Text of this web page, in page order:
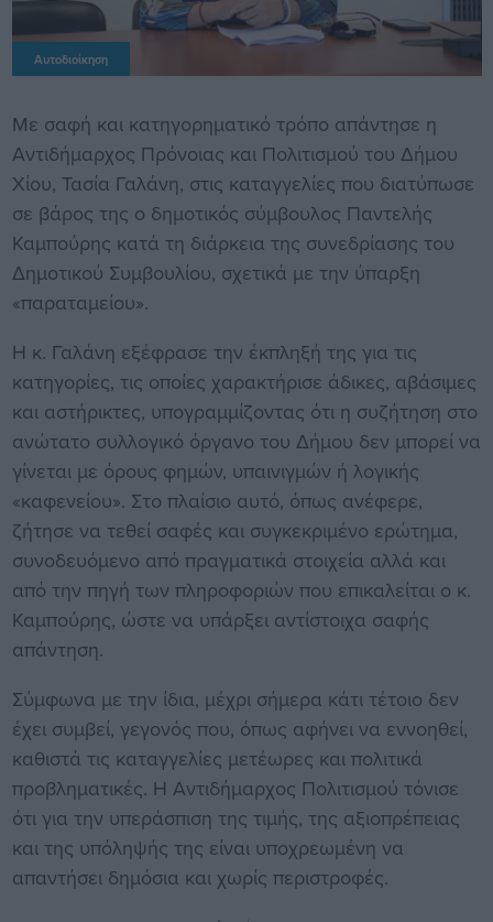
Αυτοδιοίκηση
Με σαφή και κατηγορηματικό τρόπο απάντησε η
Αντιδήμαρχος Πρόνοιας και Πολιτισμού του Δήμου
Χίου, Τασία Γαλάνη, στις καταγγελίες που διατύπωσε
σε βάρος της ο δημοτικός σύμβουλος Παντελής
Καμπούρης κατά τη διάρκεια της συνεδρίασης του
Δημοτικού Συμβουλίου, σχετικά με την ύπαρξη
«παραταμείου».
Η κ. Γαλάνη εξέφρασε την έκπληξή της για τις
κατηγορίες, τις οποίες χαρακτήρισε άδικες, αβάσιμες
και αστήρικτες, υπογραμμίζοντας ότι η συζήτηση στο
ανώτατο συλλογικό όργανο του Δήμου δεν μπορεί να
γίνεται με όρους φημών, υπαινιγμών ή λογικής
«καφενείου». Στο πλαίσιο αυτό, όπως ανέφερε,
ζήτησε να τεθεί σαφές και συγκεκριμένο ερώτημα,
συνοδευόμενο από πραγματικά στοιχεία αλλά και
από την πηγή των πληροφοριών που επικαλείται ο κ.
Καμπούρης, ώστε να υπάρξει αντίστοιχα σαφής
απάντηση.
Σύμφωνα με την ίδια, μέχρι σήμερα κάτι τέτοιο δεν
έχει συμβεί, γεγονός που, όπως αφήνει να εννοηθεί,
καθιστά τις καταγγελίες μετέωρες και πολιτικά
προβληματικές. Η Αντιδήμαρχος Πολιτισμού τόνισε
ότι για την υπεράσπιση της τιμής, της αξιοπρέπειας
και της υπόληψής της είναι υποχρεωμένη να
απαντήσει δημόσια και χωρίς περιστροφές.